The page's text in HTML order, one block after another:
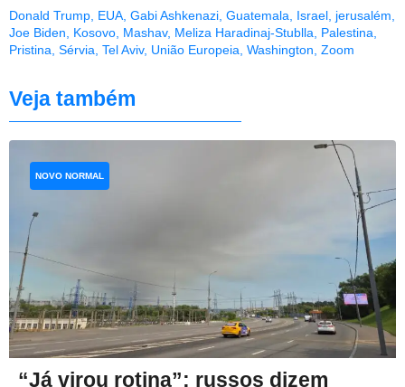
Donald Trump EUA Gabi Ashkenazi Guatemala Israel jerusalém
Joe Biden
Kosovo Mashav, Meliza Haradinaj-Stublla Palestina
Pristina Sérvia Tel Aviv, União Europeia Washington Zoom
Veja também
“Já virou rotina”: russos dizem
NOVO NORMAL